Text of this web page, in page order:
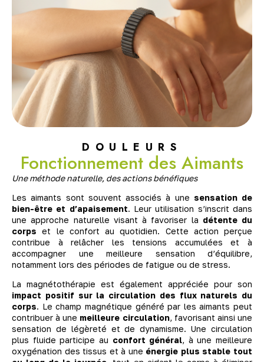
DOULEURS
Fonctionnement des Aimants
Une méthode naturelle, des actions bénéfiques
Les aimants sont souvent associés à une sensation de
bien-être et d’apaisement. Leur utilisation s’inscrit dans
une approche naturelle visant à favoriser la détente du
corps et le confort au quotidien. Cette action perçue
contribue à relâcher les tensions accumulées et à
accompagner une meilleure sensation d’équilibre,
notamment lors des périodes de fatigue ou de stress.
La magnétothérapie est également appréciée pour son
impact positif sur la circulation des flux naturels du
corps. Le champ magnétique généré par les aimants peut
contribuer à une meilleure circulation, favorisant ainsi une
sensation de légèreté et de dynamisme. Une circulation
plus fluide participe au confort général, à une meilleure
oxygénation des tissus et à une énergie plus stable tout